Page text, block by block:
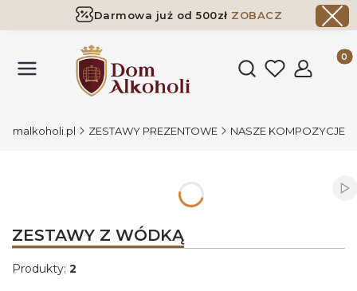
Darmowa już od 500zł ZOBACZ
Otwórz
ZESTAWY PREZENTOWE NASZE KOMPOZYCJE
ZESTAWY Z WÓDKĄ
Produkty: 2